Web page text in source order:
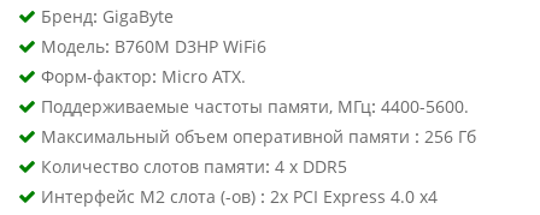
Бренд: GigaByte
Модель: B760M D3HP WiFi6
Форм-фактор: Micro ATX.
Поддерживаемые частоты памяти, МГц: 4400-5600.
Maксимальный объем оперативной памяти : 256 Гб
Количество слотов памяти: 4 x DDR5
Интерфейс М2 слота (-ов) : 2x PCI Express 4.0 х4